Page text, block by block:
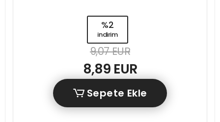
%2
indirim
9,07 EUR
8,89 EUR
Sepete Ekle